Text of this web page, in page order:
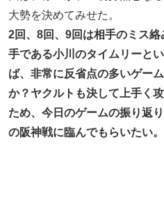
大勢を決めてみせた。
2回、8回、9回は相手のミス
手である小川のタイムリーと
ば、非常に反省点の多いゲー
か？ヤクルトも決して上手く
ため、今日のゲームの振り返
の阪神戦に臨んでもらいたい。